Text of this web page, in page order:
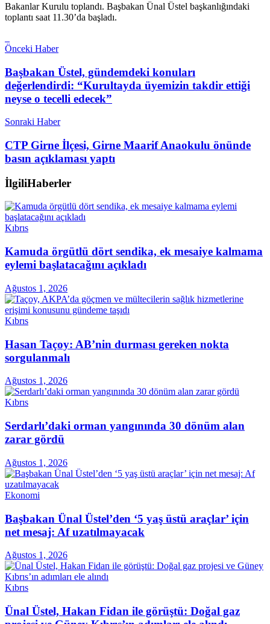
Bakanlar Kurulu toplandı. Başbakan Ünal Üstel başkanlığındaki
toplantı saat 11.30’da başladı.
Önceki Haber
Başbakan Üstel, gündemdeki konuları
değerlendirdi: “Kurultayda üyemizin takdir ettiği
neyse o tecelli edecek”
Sonraki Haber
CTP Girne İlçesi, Girne Maarif Anaokulu önünde
basın açıklaması yaptı
İlgiliHaberler
Kıbrıs
Kamuda örgütlü dört sendika, ek mesaiye kalmama
eylemi başlatacağını açıkladı
Ağustos 1, 2026
Kıbrıs
Hasan Taçoy: AB’nin durması gereken nokta
sorgulanmalı
Ağustos 1, 2026
Kıbrıs
Serdarlı’daki orman yangınında 30 dönüm alan
zarar gördü
Ağustos 1, 2026
Ekonomi
Başbakan Ünal Üstel’den ‘5 yaş üstü araçlar’ için
net mesaj: Af uzatılmayacak
Ağustos 1, 2026
Kıbrıs
Ünal Üstel, Hakan Fidan ile görüştü: Doğal gaz